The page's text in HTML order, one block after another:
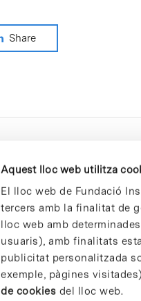
Aquest lloc web utilitza
El lloc web de Fundació
tercers amb la finalitat de
lloc web amb
usuaris), amb finalitats
publicitat personalitzada
exemple, pàgines
de cookies del lloc web.
Share